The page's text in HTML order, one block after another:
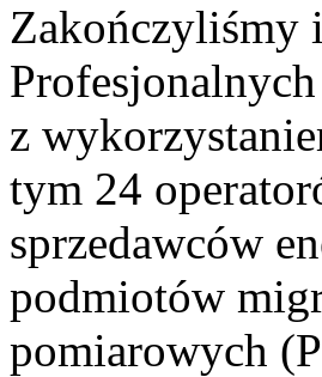
Zakończyliśmy
z
tym 24
sprzedawców
podmiotów
pomiarowych